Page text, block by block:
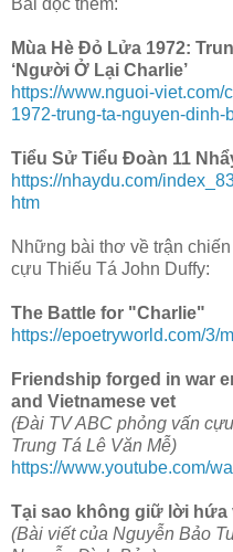
Bài đọc thêm:
Mùa Hè Đỏ Lửa 1972:
‘Người Ở Lại Charlie’
https://www.nguoi-
1972-trung-ta-nguyen-
Tiểu Sử Tiểu Đoàn 11
https://nhaydu.com/
htm
Những bài thơ về trận
cựu Thiếu Tá John Duffy:
The Battle for "Charlie"
https://epoetryworld.com/3/
Friendship forged in war
and Vietnamese vet
(Đài TV ABC phỏng vấn
Trung Tá Lê Văn Mễ)
https://www.youtube.com/
Tại sao không giữ lời hứa
(Bài viết của Nguyễn Bảo